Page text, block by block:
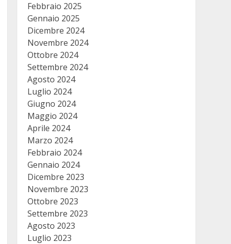
Febbraio 2025
Gennaio 2025
Dicembre 2024
Novembre 2024
Ottobre 2024
Settembre 2024
Agosto 2024
Luglio 2024
Giugno 2024
Maggio 2024
Aprile 2024
Marzo 2024
Febbraio 2024
Gennaio 2024
Dicembre 2023
Novembre 2023
Ottobre 2023
Settembre 2023
Agosto 2023
Luglio 2023